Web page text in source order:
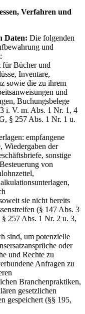
Verfahren und
Daten: Die folgenden
und
für Bücher und
Inventare,
sowie die zu ihrem
und
Buchungsbelege
i. V. m. Abs. 1 Nr. 1, 4
§ 257 Abs. 1 Nr. 1 u.
empfangene
Wiedergaben der
sonstige
von
sie nicht bereits
(§ 147 Abs. 3
257 Abs. 1 Nr. 2 u. 3,
sind, um potenzielle
oder
und Rechte zu
Anfragen zu
Branchenpraktiken,
gesetzlichen
gespeichert (§§ 195,